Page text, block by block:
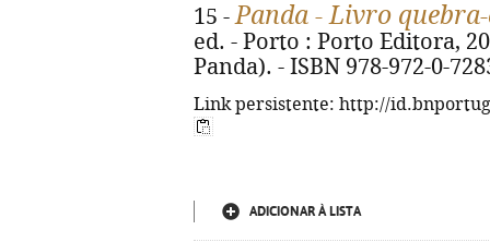
15 -Panda - Livro
ed. - Porto : Porto Editora,
Panda). - ISBN 978-972-0-
Link persistente: http://
ADICIONAR À LISTA